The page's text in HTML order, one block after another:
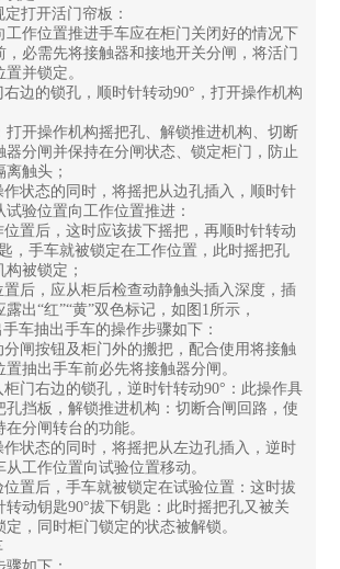
打开活门帘板：
工作位置推进手车应在柜门关闭好的情况下
，必需先将接触器和接地开关分闸，将活门
并锁定。
边的锁孔，顺时针转动90°，打开操作机构
打开操作机构摇把孔、解锁推进机构、切断
器分闸并保持在分闸状态、锁定柜门，防止
触头；
状态的同时，将摇把从边孔插入，顺时针
验位置向工作位置推进：
置后，这时应该拔下摇把，再顺时针转动
，手车就被锁定在工作位置，此时摇把孔
被锁定；
后，应从柜后检查动静触头插入深度，插
出“红”“黄”双色标记，如图1所示，
车抽出手车的操作步骤如下：
分闸按钮及柜门外的搬把，配合使用将接触
抽出手车前必先将接触器分闸。
门右边的锁孔，逆时针转动90°：此操作具
孔挡板，解锁推进机构：切断合闸回路，使
分闸转台的功能。
状态的同时，将摇把从左边孔插入，逆时
工作位置向试验位置移动。
置后，手车就被锁定在试验位置：这时拔
转动钥匙90°拔下钥匙：此时摇把孔又被关
，同时柜门锁定的状态被解锁。